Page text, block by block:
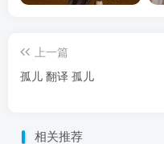
上一篇
孤儿 翻译 孤儿
相关推荐